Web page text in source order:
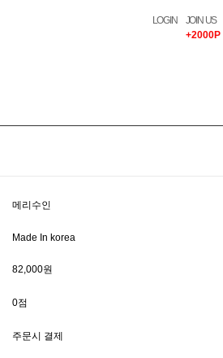
LOGIN
+2000P
JOIN US
메리수인
Made In korea
82,000원
0점
주문시 결제